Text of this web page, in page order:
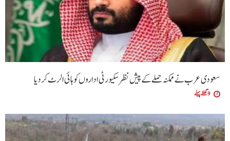
سعودی عرب نے ممکنہ حملے کے پیش نظر سکیورٹی اداروں کو ہائی الرٹ کردیا
9 گھنٹے پہلے